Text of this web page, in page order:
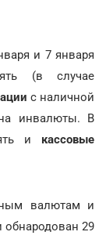
и 7 января
(в случае
с наличной
инвалюты. В
и кассовые
валютам и
обнародован 29